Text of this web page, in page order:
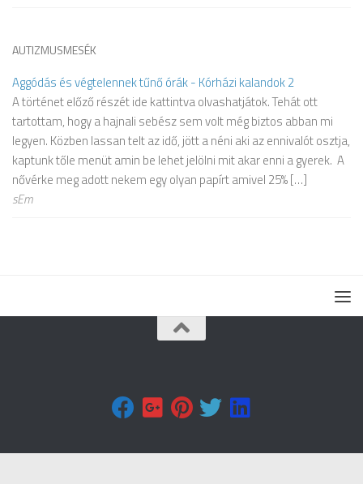
AUTIZMUSMESÉK
Aggódás és végtelennek tűnő órák - Kórházi kalandok 2
A történet előző részét ide kattintva olvashatjátok. Tehát ott
tartottam, hogy a hajnali sebész sem volt még biztos abban mi
legyen. Közben lassan telt az idő, jött a néni aki az ennivalót osztja,
kaptunk tőle menüt amin be lehet jelölni mit akar enni a gyerek. A
nővérke meg adott nekem egy olyan papírt amivel 25% […]
sEm